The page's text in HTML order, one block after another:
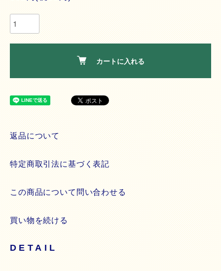
カートに入れる
返品について
特定商取引法に基づく表記
この商品について問い合わせる
買い物を続ける
DETAIL